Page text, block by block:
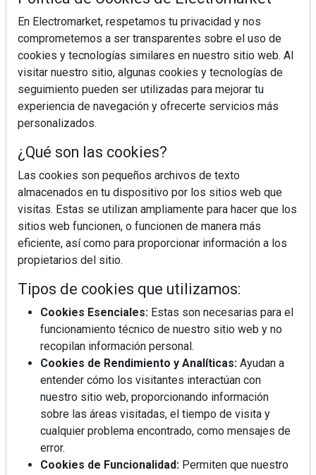
REVISTA 378
En Electromarket, respetamos tu privacidad y nos
comprometemos a ser transparentes sobre el uso de
cookies y tecnologías similares en nuestro sitio web. Al
visitar nuestro sitio, algunas cookies y tecnologías de
seguimiento pueden ser utilizadas para mejorar tu
experiencia de navegación y ofrecerte servicios más
personalizados.
¿Qué son las cookies?
Las cookies son pequeños archivos de texto
almacenados en tu dispositivo por los sitios web que
visitas. Estas se utilizan ampliamente para hacer que los
sitios web funcionen, o funcionen de manera más
eficiente, así como para proporcionar información a los
propietarios del sitio.
Tipos de cookies que utilizamos:
Cookies Esenciales: Estas son necesarias para el
funcionamiento técnico de nuestro sitio web y no
recopilan información personal.
Cookies de Rendimiento y Analíticas: Ayudan a
entender cómo los visitantes interactúan con
nuestro sitio web, proporcionando información
sobre las áreas visitadas, el tiempo de visita y
cualquier problema encontrado, como mensajes de
error.
Cookies de Funcionalidad: Permiten que nuestro